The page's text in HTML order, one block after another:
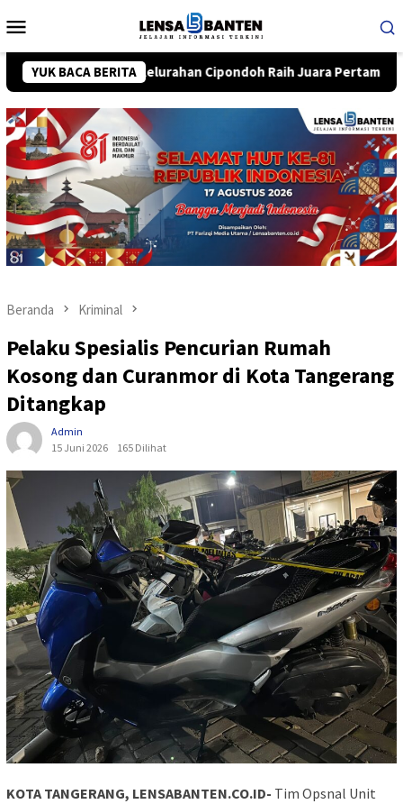
ke
Mobile
YUK BACA BERITA
Kelurahan Cipondoh Raih Juara Pertama
Beranda Kriminal
Pelaku Spesialis Pencurian Rumah
Kosong dan Curanmor di Kota Tangerang
Ditangkap
Admin
15 Juni 2026
165 Dilihat
KOTA TANGERANG, LENSABANTEN.CO.ID- Tim Opsnal Unit